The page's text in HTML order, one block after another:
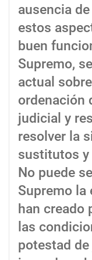
ausencia
estos
buen
Supremo,
actual
ordenación
judicial y
resolver la
sustitutos y
No puede
Supremo la
han creado
las
potestad